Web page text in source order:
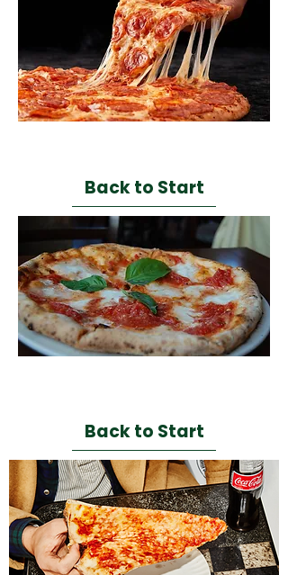
Back to Start
Back to Start